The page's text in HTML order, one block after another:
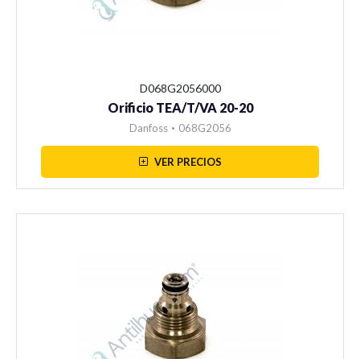
D068G2056000
Orificio TEA/T/VA 20-20
Danfoss • 068G2056
VER PRECIOS